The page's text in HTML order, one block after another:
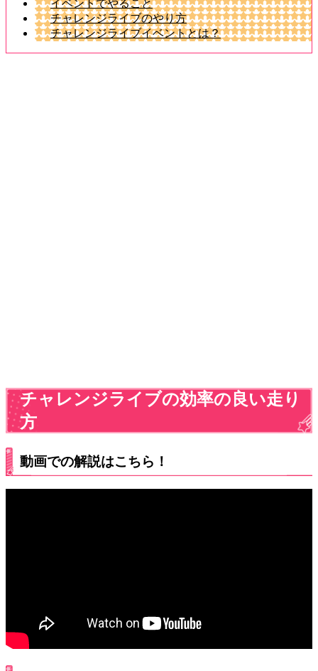
イベントでやること
チャレンジライブのやり方
チャレンジライブイベントとは？
チャレンジライブの効率の良い走り
方
動画での解説はこちら！